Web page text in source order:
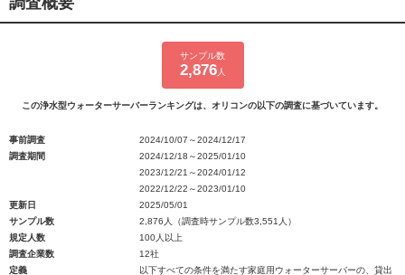
サンプル数
2,876人
この浄水型ウォーターサーバーランキングは、オリコンの以下の調査に基づいています。
事前調査
2024/10/07～2024/12/17
調査期間
2024/12/18～2025/01/10
2023/12/21～2024/01/12
2022/12/22～2023/01/10
更新日
2025/05/01
サンプル数
2,876人（調査時サンプル数3,551人）
規定人数
100人以上
調査企業数
12社
定義
以下すべての条件を満たす家庭用ウォーターサーバーの、貸出